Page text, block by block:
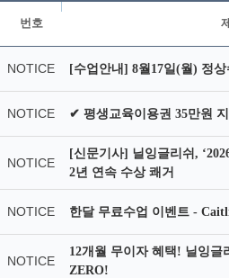
번호
NOTICE [수업안내] 8월17일(월) 정
NOTICE ✔ 평생교육이용권 35만원
NOTICE
[신문기사] 닐잉글리쉬,
2년 연속 수상 쾌거
NOTICE 한달 무료수업 이벤트 -
NOTICE
12개월 무이자 혜택! 닐잉글
ZERO!